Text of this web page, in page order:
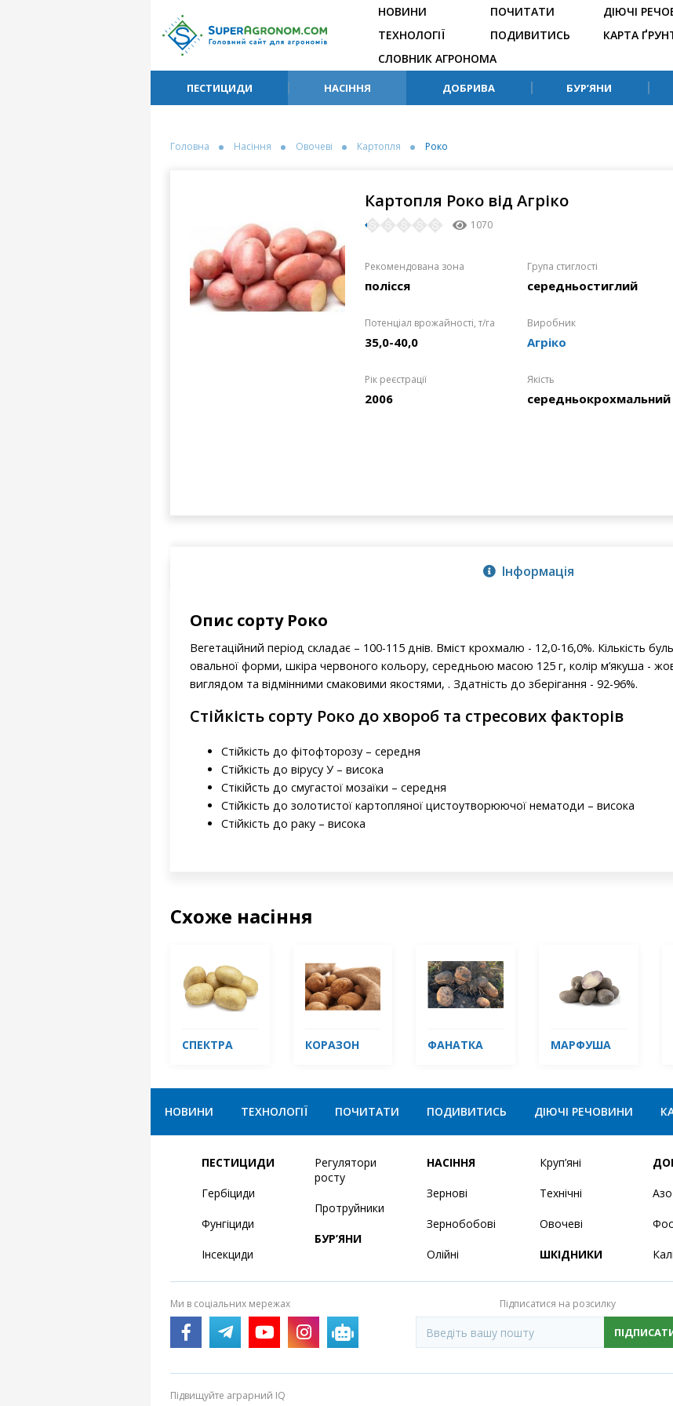
НОВИНИ
ТЕХНОЛОГІЇ
ПОЧИТАТИ
ПОДИВИТИСЬ
ДІЮЧІ
КАРТА
СЛОВНИК АГРОНОМА
ПЕСТИЦИДИ НАСІННЯ ДОБРИВА БУР’ЯНИ
Головна Насіння Овочеві Картопля Роко
Картопля Роко від Агріко
1070
Рекомендована зона
полісся
Група стиглості
середньостиглий
Потенціал врожайності, т/га
35,0-40,0
Виробник
Агріко
Рік реєстрації
2006
Якість
середньокрохмальний
Інформація
Опис сорту Роко
Вегетаційний період складає – 100-115 днів. Вміст крохмалю - 12,0-16,0%. Кількість
овальної форми, шкіра червоного кольору, середньою масою 125 г, колір м’якуша -
виглядом та відмінними смаковими якостями, . Здатність до зберігання - 92-96%.
Стійкість сорту Роко до хвороб та стресових факторів
Стійкість до фітофторозу – середня
Стійкість до вірусу У – висока
Стікійсть до смугастої мозаїки – середня
Стійкість до золотистої картопляної цистоутворюючої нематоди – висока
Стійкість до раку – висока
Схоже насіння
СПЕКТРА КОРАЗОН ФАНАТКА МАРФУША
НОВИНИ ТЕХНОЛОГІЇ ПОЧИТАТИ ПОДИВИТИСЬ ДІЮЧІ РЕЧОВИНИ
ПЕСТИЦИДИ
Гербіциди
Фунгіциди
Інсекциди
Регулятори
росту
Протруйники
БУР’ЯНИ
НАСІННЯ
Зернові
Зернобобові
Олійні
Круп’яні
Технічні
Овочеві
ШКІДНИКИ
Ми в соціальних мережах Підписатися на розсилку
Підвищуйте аграрний IQ